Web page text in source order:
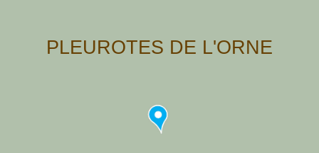
PLEUROTES DE L'ORNE